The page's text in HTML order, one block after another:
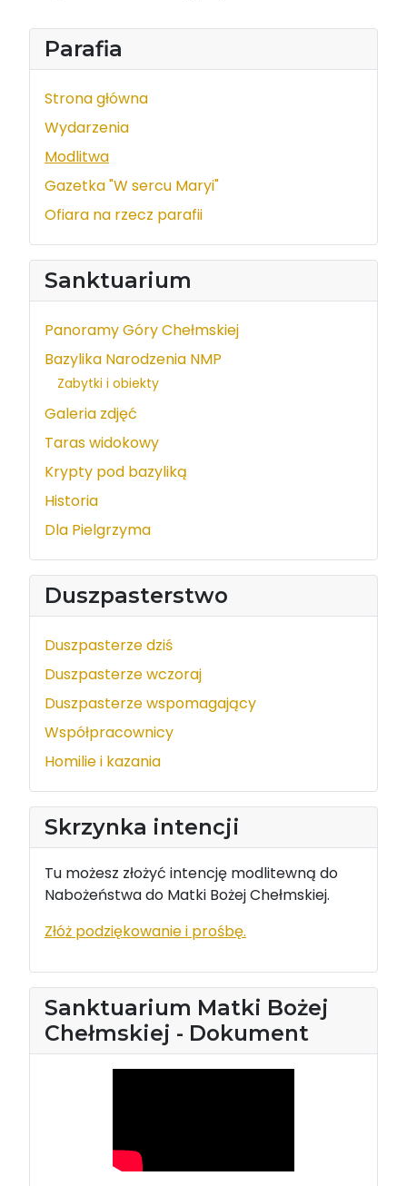
Parafia
Strona główna
Wydarzenia
Modlitwa
Gazetka "W sercu Maryi"
Ofiara na rzecz parafii
Sanktuarium
Panoramy Góry Chełmskiej
Bazylika Narodzenia NMP
Zabytki i obiekty
Galeria zdjęć
Taras widokowy
Krypty pod bazyliką
Historia
Dla Pielgrzyma
Duszpasterstwo
Duszpasterze dziś
Duszpasterze wczoraj
Duszpasterze wspomagający
Współpracownicy
Homilie i kazania
Skrzynka intencji
Tu możesz złożyć intencję modlitewną do
Nabożeństwa do Matki Bożej Chełmskiej.
Złóż podziękowanie i prośbę.
Sanktuarium Matki Bożej
Chełmskiej - Dokument